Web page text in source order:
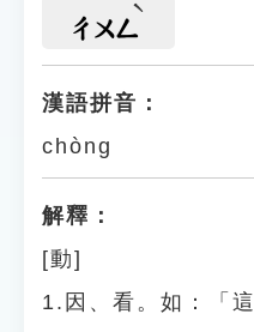
ㄔㄨㄥ
漢語拼音：
chòng
解釋：
[動]
1.因、看。如：「